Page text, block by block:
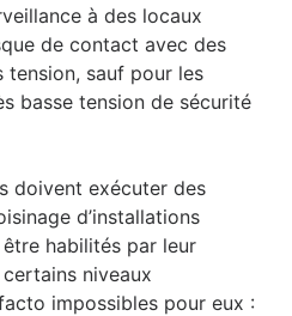
à des locaux
de contact avec des
tension, sauf pour les
basse tension de sécurité
doivent exécuter des
d’installations
habilités par leur
niveaux
impossibles pour eux :